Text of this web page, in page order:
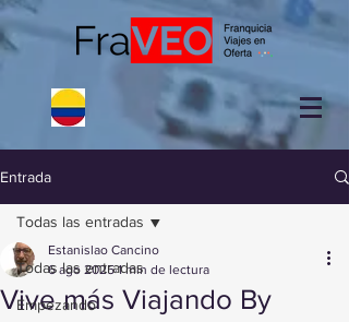
Entrada
Todas las entradas
Empezando
Todas las entradas
Vive más Viajando By
Estanislao Cancino
6 ago 2025 1 min de lectura